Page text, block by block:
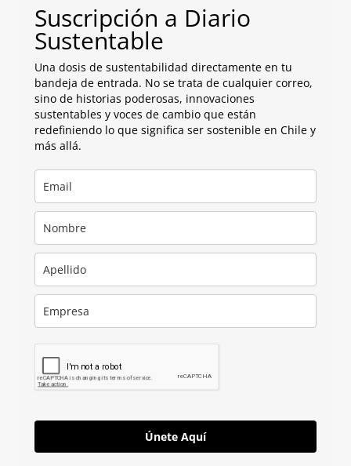
Suscripción a Diario
Sustentable
Una dosis de sustentabilidad directamente en tu
bandeja de entrada. No se trata de cualquier correo,
sino de historias poderosas, innovaciones
sustentables y voces de cambio que están
redefiniendo lo que significa ser sostenible en Chile y
más allá.
Únete Aquí